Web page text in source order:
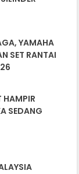
YAMAHA
SET RANTAI
HAMPIR
SEDANG